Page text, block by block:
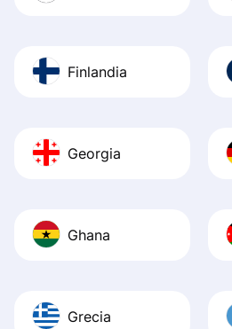
Finlandia
Georgia
Ghana
Grecia